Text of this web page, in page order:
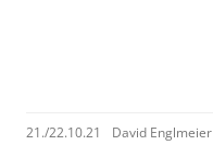
21./22.10.21 David Englmeier